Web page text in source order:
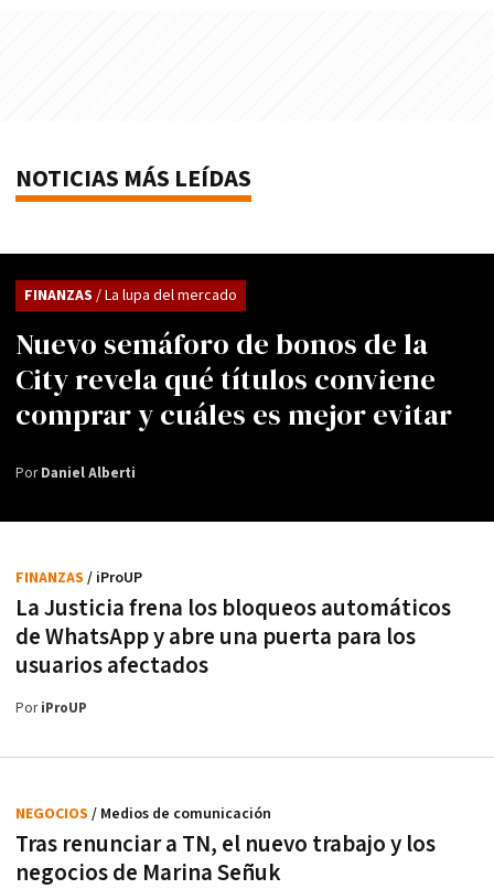
NOTICIAS MÁS LEÍDAS
Nuevo semáforo de bonos de la
City revela qué títulos conviene
comprar y cuáles es mejor evitar
FINANZAS / La lupa del mercado
PorDaniel Alberti
La Justicia frena los bloqueos automáticos
de WhatsApp y abre una puerta para los
usuarios afectados
FINANZAS / iProUP
PoriProUP
Tras renunciar a TN, el nuevo trabajo y los
negocios de Marina Señuk
NEGOCIOS / Medios de comunicación